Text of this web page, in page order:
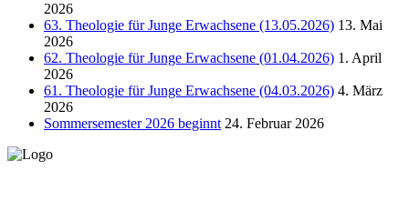
2026
63. Theologie für Junge Erwachsene (13.05.2026) 13. Mai
2026
62. Theologie für Junge Erwachsene (01.04.2026) 1. April
2026
61. Theologie für Junge Erwachsene (04.03.2026) 4. März
2026
Sommersemester 2026 beginnt 24. Februar 2026